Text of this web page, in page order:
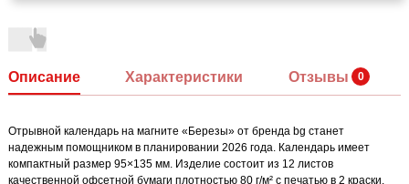
Описание Характеристики Отзывы
Отрывной календарь на магните «Березы» от бренда bg станет
надежным помощником в планировании 2026 года. Календарь имеет
компактный размер 95×135 мм. Изделие состоит из 12 листов
качественной офсетной бумаги плотностью 80 г/м² с печатью в 2 краски.